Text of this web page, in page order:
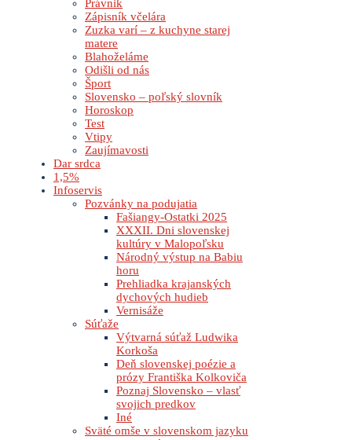
Právnik
Zápisník včelára
Zuzka varí – z kuchyne starej
matere
Blahoželáme
Odišli od nás
Šport
Slovensko – poľský slovník
Horoskop
Test
Vtipy
Zaujímavosti
Dar srdca
1,5%
Infoservis
Pozvánky na podujatia
Fašiangy-Ostatki 2025
XXXII. Dni slovenskej
kultúry v Malopoľsku
Národný výstup na Babiu
horu
Prehliadka krajanských
dychových hudieb
Vernisáže
Súťaže
Výtvarná súťaž Ludwika
Korkoša
Deň slovenskej poézie a
prózy Františka Kolkoviča
Poznaj Slovensko – vlasť
svojich predkov
Iné
Sväté omše v slovenskom jazyku